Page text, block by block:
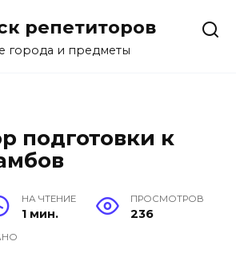
репетиторов
города и предметы
подготовки к
НА ЧТЕНИЕ
1 мин.
ПРОСМОТРОВ
236